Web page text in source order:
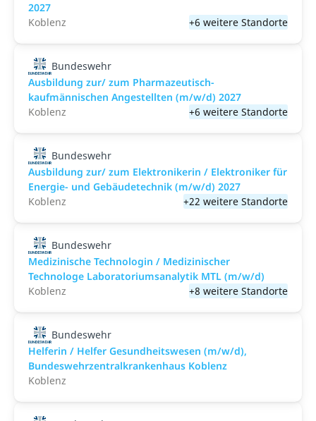
2027
Koblenz
+6 weitere Standorte
Bundeswehr
Ausbildung zur/ zum Pharmazeutisch-
kaufmännischen Angestellten (m/w/d) 2027
Koblenz
+6 weitere Standorte
Bundeswehr
Ausbildung zur/ zum Elektronikerin / Elektroniker für
Energie- und Gebäudetechnik (m/w/d) 2027
Koblenz
+22 weitere Standorte
Bundeswehr
Medizinische Technologin / Medizinischer
Technologe Laboratoriumsanalytik MTL (m/w/d)
Koblenz
+8 weitere Standorte
Bundeswehr
Helferin / Helfer Gesundheitswesen (m/w/d),
Bundeswehrzentralkrankenhaus Koblenz
Koblenz